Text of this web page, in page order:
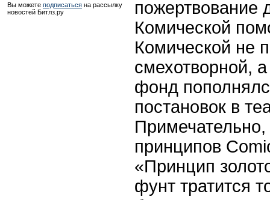
Вы можете подписаться на рассылку
новостей Битлз.ру
пожертвование
Комической
Комической не
смехотворной,
фонд
постановок в
принципов
«Принцип
фунт тратится